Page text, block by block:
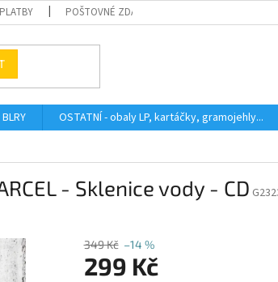
POŠTOVNÉ ZDARMA HODNOCENÍ
BLRY OSTATNÍ - obaly LP, kartáčky, gramojehly...
- Sklenice vody - CD
349 Kč –14 %
299 Kč